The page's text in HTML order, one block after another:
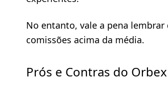
No entanto, vale a pena
comissões acima da média.
Prós e Contras do Orbex